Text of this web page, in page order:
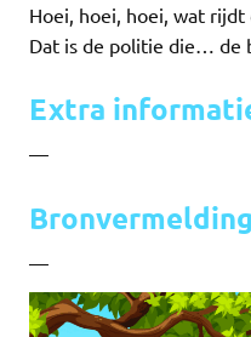
Hoei, hoei, hoei, wat
Dat is de politie die… de
Extra
—
Bronvermelding
—